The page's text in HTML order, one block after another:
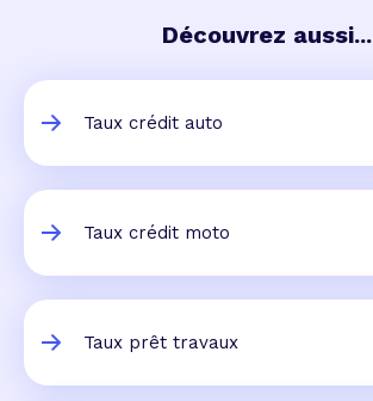
Découvrez aussi...
Taux crédit auto
Taux crédit moto
Taux prêt travaux